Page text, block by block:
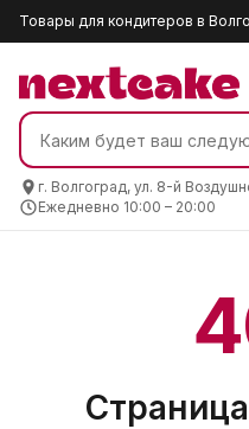
Товары для кондитеров в
г. Волгоград, ул. 8-й
Ежедневно 10:00 – 20:00